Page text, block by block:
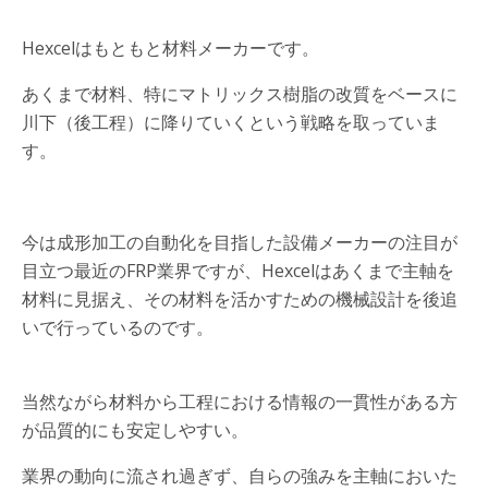
Hexcelはもともと材料メーカーです。
あくまで材料、特にマトリックス樹脂の改質をベースに
川下（後工程）に降りていくという戦略を取っていま
す。
今は成形加工の自動化を目指した設備メーカーの注目が
目立つ最近のFRP業界ですが、Hexcelはあくまで主軸を
材料に見据え、その材料を活かすための機械設計を後追
いで行っているのです。
当然ながら材料から工程における情報の一貫性がある方
が品質的にも安定しやすい。
業界の動向に流され過ぎず、自らの強みを主軸においた